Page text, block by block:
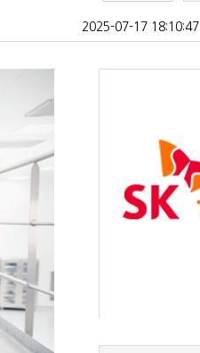
2025-07-17 18:10:47